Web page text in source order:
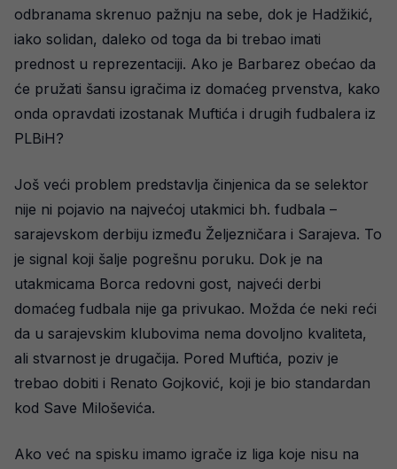
odbranama skrenuo pažnju na sebe, dok je Hadžikić,
iako solidan, daleko od toga da bi trebao imati
prednost u reprezentaciji. Ako je Barbarez obećao da
će pružati šansu igračima iz domaćeg prvenstva, kako
onda opravdati izostanak Muftića i drugih fudbalera iz
PLBiH?
Još veći problem predstavlja činjenica da se selektor
nije ni pojavio na najvećoj utakmici bh. fudbala –
sarajevskom derbiju između Željezničara i Sarajeva. To
je signal koji šalje pogrešnu poruku. Dok je na
utakmicama Borca redovni gost, najveći derbi
domaćeg fudbala nije ga privukao. Možda će neki reći
da u sarajevskim klubovima nema dovoljno kvaliteta,
ali stvarnost je drugačija. Pored Muftića, poziv je
trebao dobiti i Renato Gojković, koji je bio standardan
kod Save Miloševića.
Ako već na spisku imamo igrače iz liga koje nisu na